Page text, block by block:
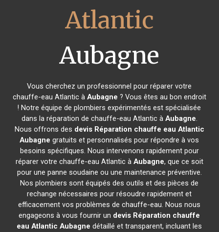
Atlantic
Aubagne
Vous cherchez un professionnel pour réparer votre
chauffe-eau Atlantic à Aubagne ? Vous êtes au bon endroit
! Notre équipe de plombiers expérimentés est spécialisée
dans la réparation de chauffe-eau Atlantic à Aubagne.
Nous offrons des devis Réparation chauffe eau Atlantic
Aubagne gratuits et personnalisés pour répondre à vos
besoins spécifiques. Nous intervenons rapidement pour
réparer votre chauffe-eau Atlantic à Aubagne, que ce soit
pour une panne soudaine ou une maintenance préventive.
Nos plombiers sont équipés des outils et des pièces de
rechange nécessaires pour résoudre rapidement et
efficacement vos problèmes de chauffe-eau. Nous nous
engageons à vous fournir un devis Réparation chauffe
eau Atlantic Aubagne détaillé et transparent, incluant les